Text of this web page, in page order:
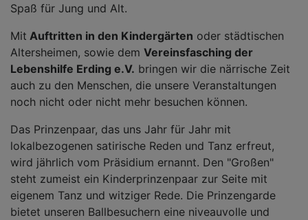
Spaß für Jung und Alt.
Mit Auftritten in den Kindergärten oder städtischen
Altersheimen, sowie dem Vereinsfasching der
Lebenshilfe Erding e.V. bringen wir die närrische Zeit
auch zu den Menschen, die unsere Veranstaltungen
noch nicht oder nicht mehr besuchen können.
Das Prinzenpaar, das uns Jahr für Jahr mit
lokalbezogenen satirische Reden und Tanz erfreut,
wird jährlich vom Präsidium ernannt. Den "Großen"
steht zumeist ein Kinderprinzenpaar zur Seite mit
eigenem Tanz und witziger Rede. Die Prinzengarde
bietet unseren Ballbesuchern eine niveauvolle und